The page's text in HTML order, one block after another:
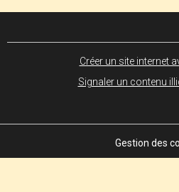
Créer un site internet
Signaler un contenu
Gestion des